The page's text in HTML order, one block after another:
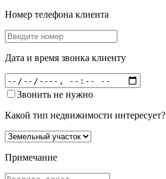
Номер телефона клиента
Дата и время звонка клиенту
Звонить не нужно
Какой тип недвижимости интересует?
Примечание